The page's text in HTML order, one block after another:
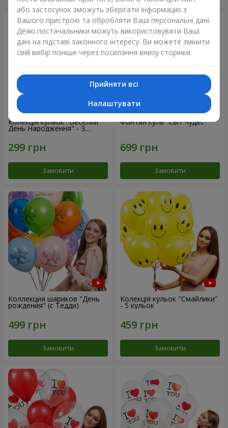
Колекція кульок "Веселий
День Народження" - 3
кульки
Замовити
Фонтан куль “Світ чудес”
Замовити
Коллекция шариков "День
рождения" (с Тедди)
Замовити
Колекція кульок "Смайлики"
- 5 кульок
Замовити
або застосунок зможуть зберігати інформацію з
Вашого пристрою та обробляти Ваші персональні дані.
Деякі постачальники можуть використовувати Ваші
дані на підставі законного інтересу. Ви можете змінити
свій вибір пізніше через посилання внизу сторінки.
Прийняти всі
Налаштувати